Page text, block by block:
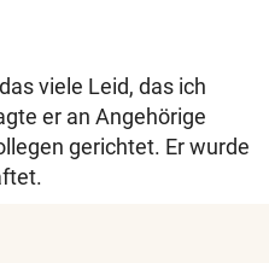
viele Leid, das ich
er an Angehörige
gerichtet. Er wurde